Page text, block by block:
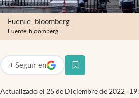
abre en nueva pestaña
Argentina
Fuente: bloomberg
Fuente: bloomberg
Actualizado el 25 de Diciembre de 2022
+ Seguir en
abre en nueva pestaña